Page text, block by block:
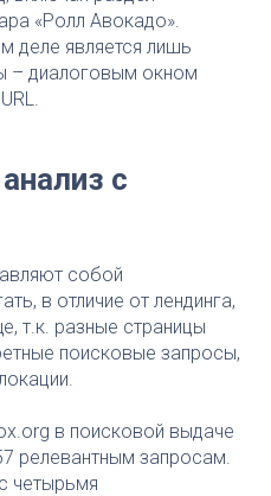
«Ролл Авокадо».
деле является лишь
– диалоговым окном
с
собой
в отличие от лендинга,
т.к. разные страницы
поисковые запросы,
в поисковой выдаче
релевантным запросам.
четырьмя